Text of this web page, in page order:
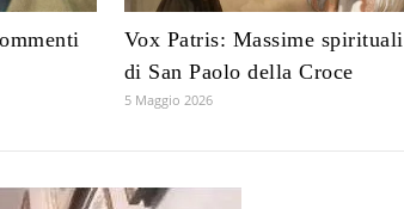
Vox Patris: Massime spirituali
di San Paolo della Croce
5 Maggio 2026